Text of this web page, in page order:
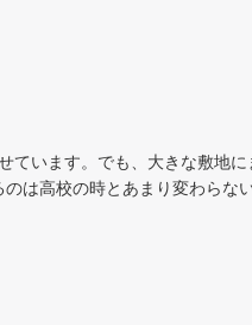
います。でも、大きな敷地に
は高校の時とあまり変わらな